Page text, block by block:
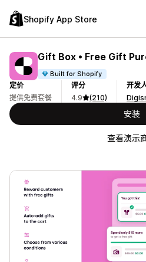
Shopify App Store
Gift Box • Free Gift
Built for Shopify
定价
提供免费套餐
评分
4.9
(210)
开发
安装
查看演示